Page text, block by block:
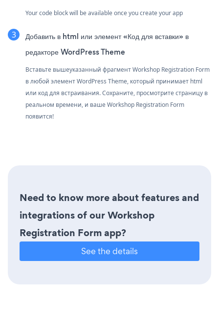
Your code block will be available once you create your app
Добавить в html или элемент «Код для вставки» в
редакторе WordPress Theme
Вставьте вышеуказанный фрагмент Workshop Registration Form
в любой элемент WordPress Theme, который принимает html
или код для встраивания. Сохраните, просмотрите страницу в
реальном времени, и ваше Workshop Registration Form
появится!
Need to know more about features and
integrations of our Workshop
Registration Form app?
See the details